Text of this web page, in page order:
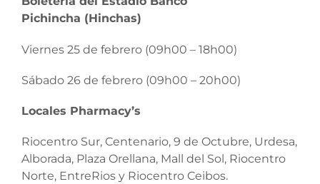
Pichincha (Hinchas)
Viernes 25 de febrero (09h00 – 18h00)
Sábado 26 de febrero (09h00 – 20h00)
Locales Pharmacy’s
Riocentro Sur, Centenario, 9 de Octubre, Urdesa,
Alborada, Plaza Orellana, Mall del Sol, Riocentro
Norte, EntreRios y Riocentro Ceibos.